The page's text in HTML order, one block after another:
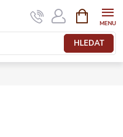
HLEDAT
NÁKUPNÍ
KOŠÍK